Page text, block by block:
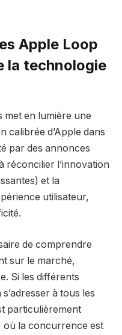
Apple Loop
la technologie
met en lumière une
calibrée d’Apple dans
par des annonces
réconcilier l’innovation
et la
utilisateur,
de comprendre
sur le marché,
Si les différents
à tous les
particulièrement
où la concurrence est